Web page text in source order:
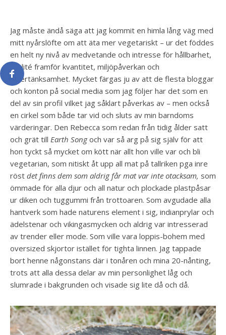
Jag måste ändå säga att jag kommit en himla lång väg med
mitt nyårslöfte om att äta mer vegetariskt – ur det föddes
en helt ny nivå av medvetande och intresse för hållbarhet,
kvalité framför kvantitet, miljöpåverkan och
eftertänksamhet. Mycket färgas ju av att de flesta bloggar
och konton på social media som jag följer har det som en
del av sin profil vilket jag såklart påverkas av – men också
en cirkel som både tar vid och sluts av min barndoms
värderingar. Den Rebecca som redan från tidig ålder satt
och grät till Earth Songoch var så arg på sig själv för att
hon tyckt så mycket om kött när allt hon ville var och bli
vegetarian, som nitiskt åt upp all mat på tallriken pga inre
röst det finns dem som aldrig får mat var inte otacksam, som
ömmade för alla djur och all natur och plockade plastpåsar
ur diken och tuggummi från trottoaren. Som avgudade alla
hantverk som hade naturens element i sig, indianprylar och
ädelstenar och vikingasmycken och aldrig var intresserad
av trender eller mode. Som ville vara loppis-bohem med
oversized skjortor istället för tighta linnen. Jag tappade
bort henne någonstans där i tonåren och mina 20-nånting,
trots att alla dessa delar av min personlighet låg och
slumrade i bakgrunden och visade sig lite då och då.